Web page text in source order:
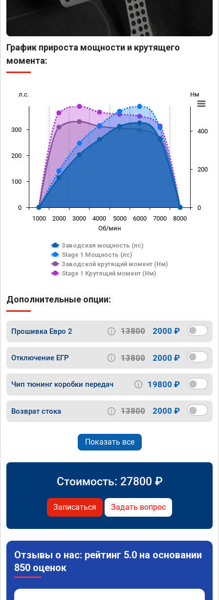
График прироста мощности и крутящего
момента:
Об/мин
л.с. Нм
Заводская мощность (лс)
Stage 1 Мощность (лс)
Заводской крутящий момент (Нм)
Stage 1 Крутящий момент (Нм)
1000 2000 3000 4000 5000 6000 7000 8000
0
100
200
300
0
200
400
Дополнительные опции:
Прошивка Евро 2 13800 2000 ₽
Отключение ЕГР 13800 2000 ₽
Чип тюнинг коробки передач 19800 ₽
Возврат стока 13800 2000 ₽
Показать все
Стоимость: 27800 ₽
Записаться Задать вопрос
Отзывы о нас: рейтинг 5.0 на основании
850 оценок